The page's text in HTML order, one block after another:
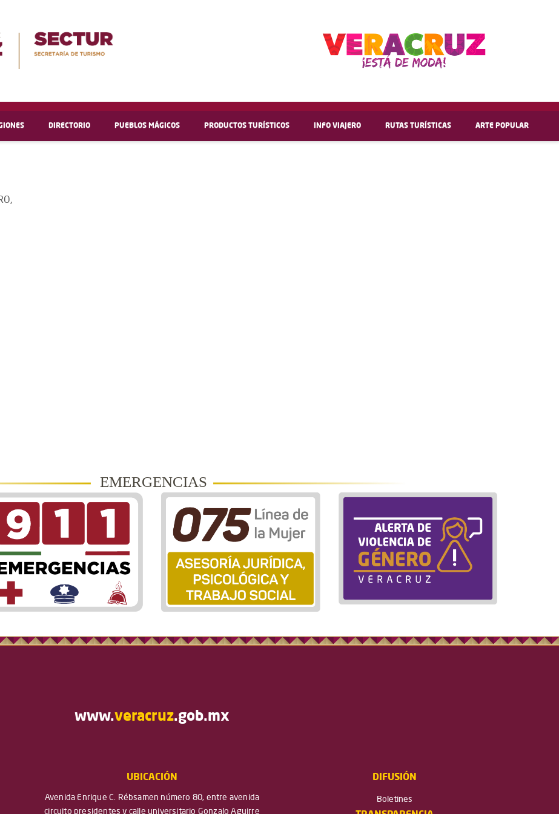
DIRECTORIO PUEBLOS MÁGICOS PRODUCTOS TURÍSTICOS INFO VIAJERO RUTAS TURÍSTICAS ARTE POPULAR
EMERGENCIAS
www.veracruz.gob.mx
UBICACIÓN
Avenida Enrique C. Rébsamen número 80, entre avenida
circuito presidentes y calle universitario Gonzalo Aguirre
DIFUSIÓN
Boletines